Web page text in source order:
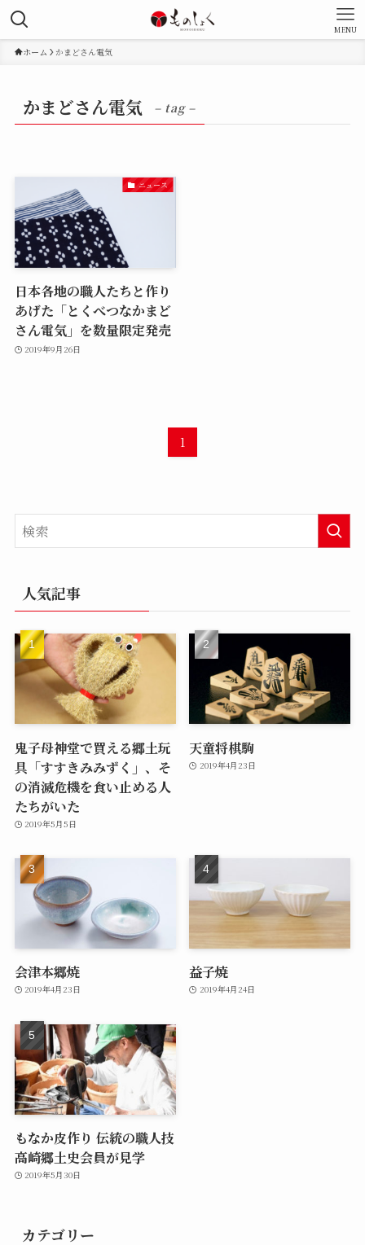
MENU
ホーム かまどさん電気
かまどさん電気 – tag –
ニュース
日本各地の職人たちと作り
あげた「とくべつなかまど
さん電気」を数量限定発売
2019年9月26日
1
人気記事
鬼子母神堂で買える郷土玩
具「すすきみみずく」、そ
の消滅危機を食い止める人
たちがいた
2019年5月5日
天童将棋駒
2019年4月23日
会津本郷焼
2019年4月23日
益子焼
2019年4月24日
もなか皮作り 伝統の職人技
高崎郷土史会員が見学
2019年5月30日
カテゴリー